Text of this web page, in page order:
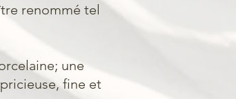
renommé tel
une
fine et